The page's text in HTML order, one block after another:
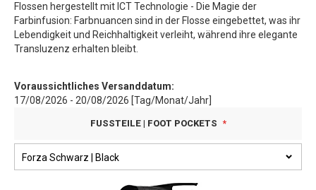
Flossen hergestellt mit ICT Technologie - Die Magie der
Farbinfusion: Farbnuancen sind in der Flosse eingebettet, was ihr
Lebendigkeit und Reichhaltigkeit verleiht, während ihre elegante
Transluzenz erhalten bleibt.
Voraussichtliches Versanddatum:
17/08/2026 - 20/08/2026 [Tag/Monat/Jahr]
FUSSTEILE | FOOT POCKETS